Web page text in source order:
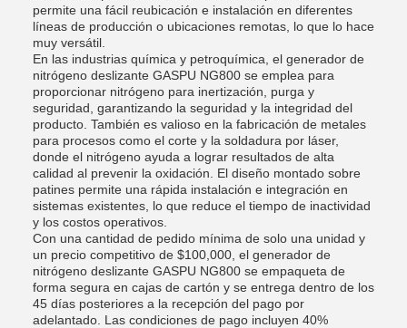
permite una fácil reubicación e instalación en diferentes
líneas de producción o ubicaciones remotas, lo que lo hace
muy versátil.
En las industrias química y petroquímica, el generador de
nitrógeno deslizante GASPU NG800 se emplea para
proporcionar nitrógeno para inertización, purga y
seguridad, garantizando la seguridad y la integridad del
producto. También es valioso en la fabricación de metales
para procesos como el corte y la soldadura por láser,
donde el nitrógeno ayuda a lograr resultados de alta
calidad al prevenir la oxidación. El diseño montado sobre
patines permite una rápida instalación e integración en
sistemas existentes, lo que reduce el tiempo de inactividad
y los costos operativos.
Con una cantidad de pedido mínima de solo una unidad y
un precio competitivo de $100,000, el generador de
nitrógeno deslizante GASPU NG800 se empaqueta de
forma segura en cajas de cartón y se entrega dentro de los
45 días posteriores a la recepción del pago por
adelantado. Las condiciones de pago incluyen 40%